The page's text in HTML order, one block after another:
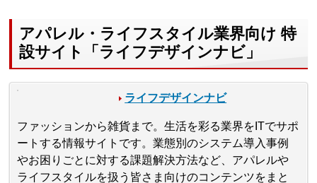
アパレル・ライフスタイル業界向け 特
設サイト「ライフデザインナビ」
ライフデザインナビ
ファッションから雑貨まで。生活を彩る業界をITでサポ
ートする情報サイトです。業態別のシステム導入事例
やお困りごとに対する課題解決方法など、アパレルや
ライフスタイルを扱う皆さま向けのコンテンツをまと